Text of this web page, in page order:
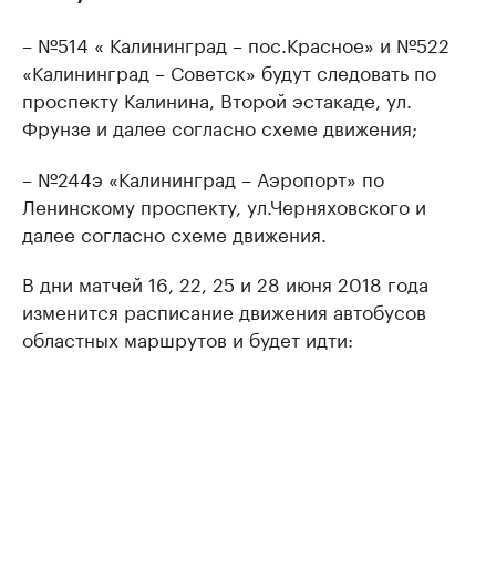
– №514 « Калининград – пос.Красное» и №522
«Калининград – Советск» будут следовать по
проспекту Калинина, Второй эстакаде, ул.
Фрунзе и далее согласно схеме движения;
– №244э «Калининград – Аэропорт» по
Ленинскому проспекту, ул.Черняховского и
далее согласно схеме движения.
В дни матчей 16, 22, 25 и 28 июня 2018 года
изменится расписание движения автобусов
областных маршрутов и будет идти: